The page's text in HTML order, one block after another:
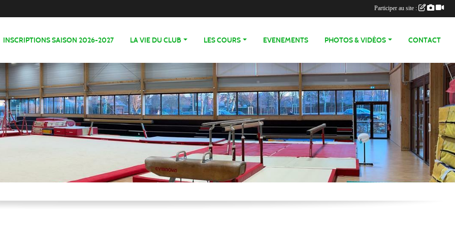
INSCRIPTIONS SAISON 2026-2027 LA VIE DU CLUB LES COURS EVENEMENTS PHOTOS & VIDÉOS CONTACT
Participer au site :